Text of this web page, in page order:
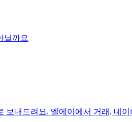
닐까요
보내드려요. 엘에이에서 거래, 네이